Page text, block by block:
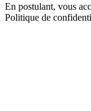
En postulant, vous
Politique de